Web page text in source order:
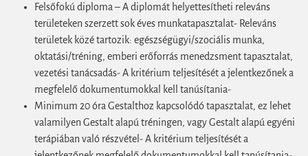
Felsőfokú diploma – A diplomát helyettesítheti releváns
területeken szerzett sok éves munkatapasztalat- Releváns
területek közé tartozik: egészségügyi/szociális munka,
oktatási/tréning, emberi erőforrás menedzsment tapasztalat,
vezetési tanácsadás- A kritérium teljesítését a jelentkezőnek a
megfelelő dokumentumokkal kell tanúsítania-
Minimum 20 óra Gestalthoz kapcsolódó tapasztalat, ez lehet
valamilyen Gestalt alapú tréningen, vagy Gestalt alapú egyéni
terápiában való részvétel- A kritérium teljesítését a